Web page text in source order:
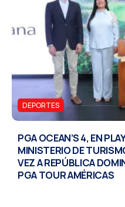
DEPORTES
PGA OCEAN’S 4, EN
MINISTERIO DE
VEZ A REPÚBLICA
PGA TOUR AMÉRICAS